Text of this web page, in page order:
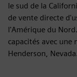
le sud de la
de vente directe
l'Amérique du
capacités avec une
Henderson, Nevada.